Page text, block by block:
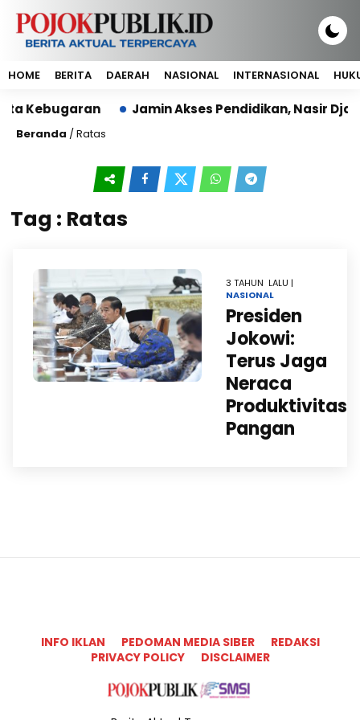
HOME BERITA DAERAH NASIONAL INTERNASIONAL
Kebugaran Jamin Akses Pendidikan, Nasir
Beranda /Ratas
Tag : Ratas
3 TAHUN LALU |
NASIONAL
Presiden
Jokowi:
Terus Jaga
Neraca
Produktivitas
Pangan
INFO IKLAN PEDOMAN MEDIA SIBER
REDAKSI
PRIVACY POLICY
DISCLAIMER